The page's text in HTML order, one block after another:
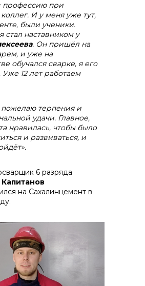
профессию при
И у меня уже тут,
были ученики.
стал наставником у
. Он пришёл на
и уже на
обучался сварке, я его
Уже 12 лет работаем
пожелаю терпения и
удачи. Главное,
нравилась, чтобы было
и развиваться, и
6 разряда
на Сахалинцемент в